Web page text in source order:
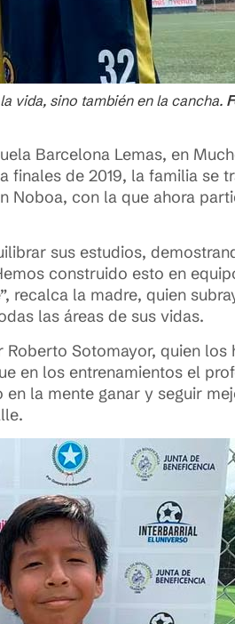
vida, sino también en la cancha.
Barcelona Lemas, en
finales de 2019, la familia se
Noboa, con la que ahora
sus estudios,
construido esto en
recalca la madre, quien
las áreas de sus vidas.
Sotomayor, quien los
en los entrenamientos el
la mente ganar y seguir